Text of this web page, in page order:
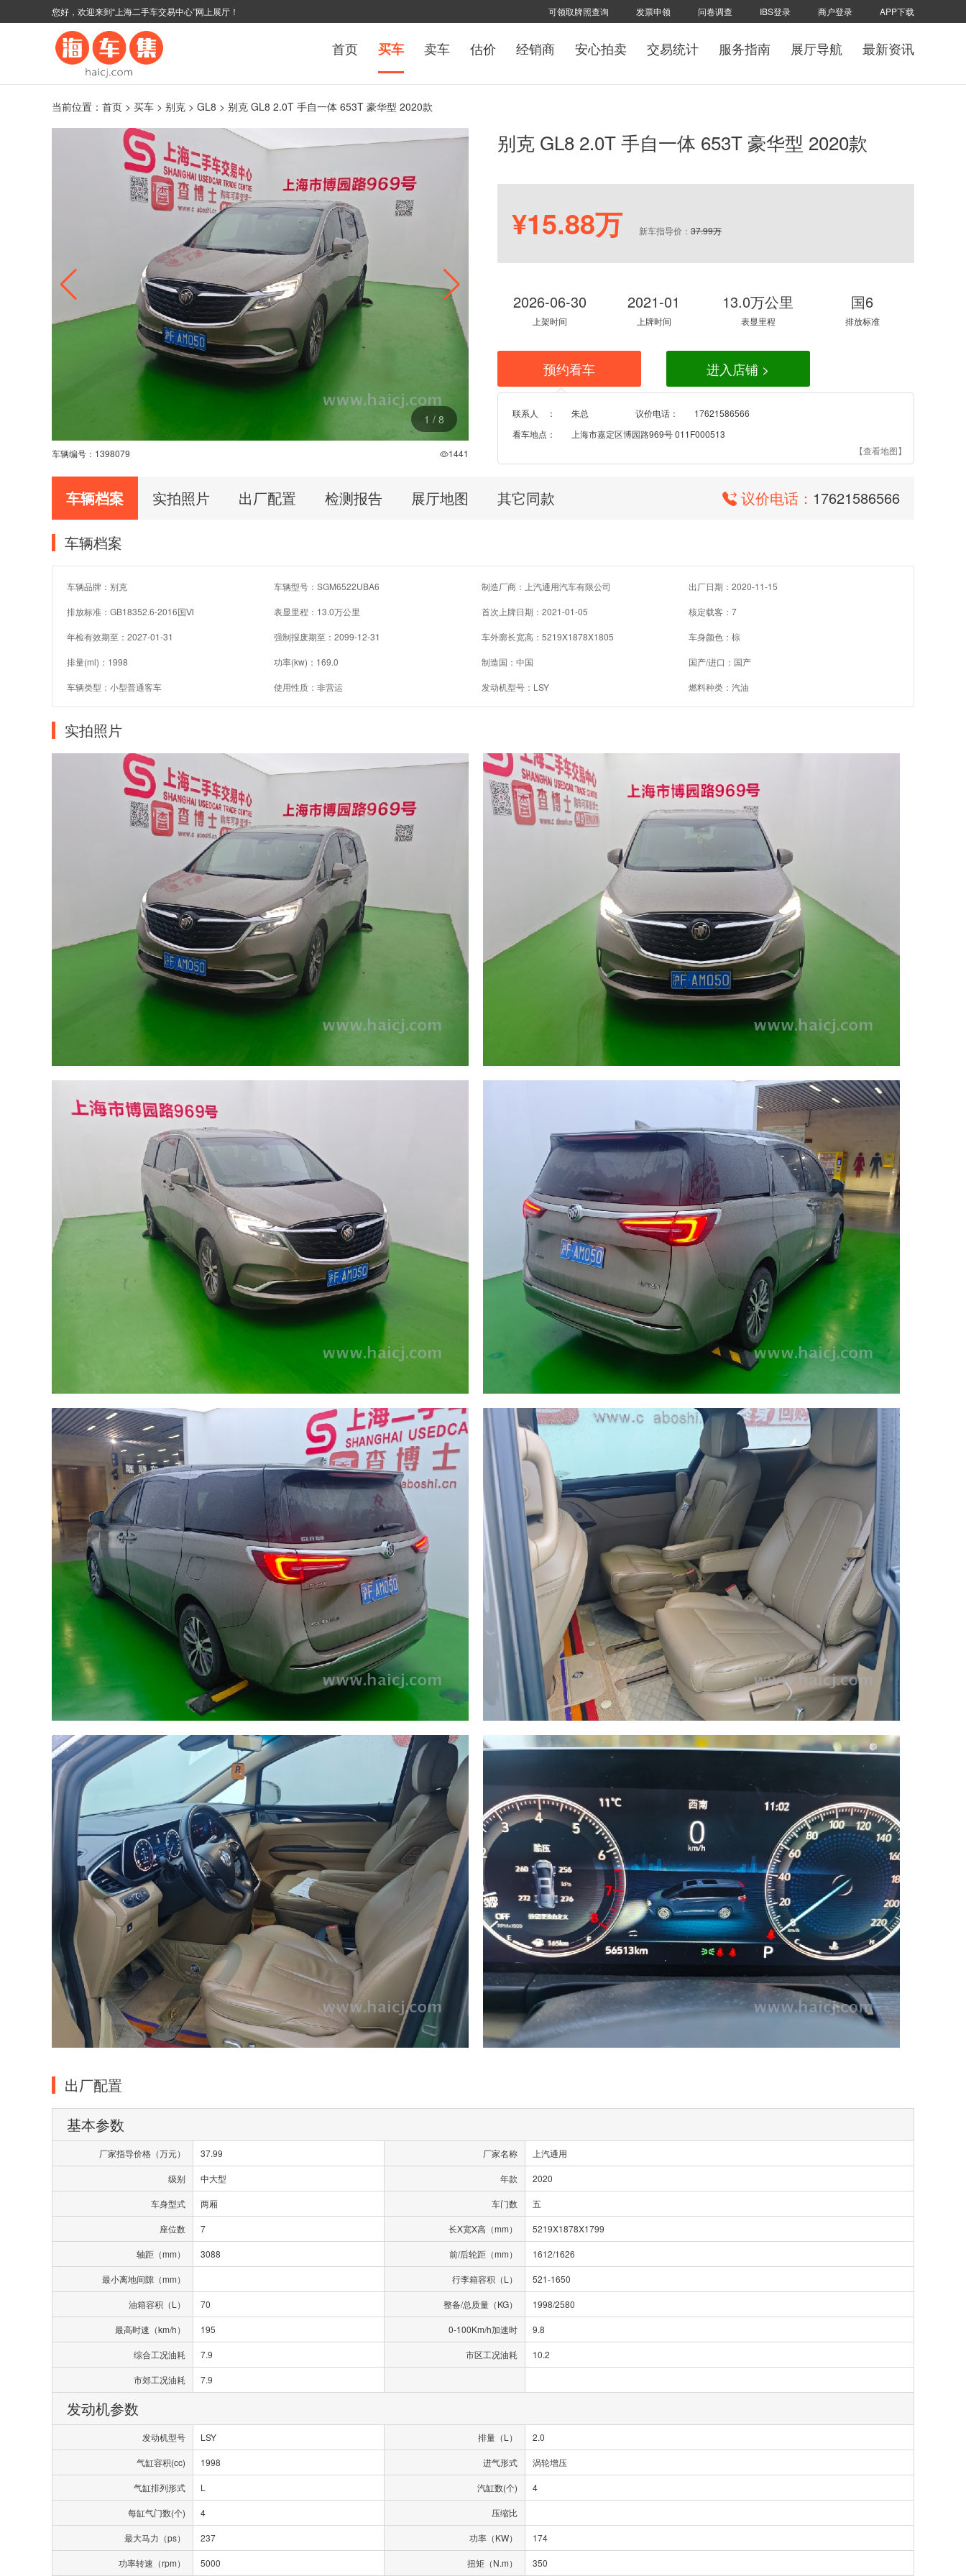
您好，欢迎来到“上海二手车交易中心”网上展厅！ 可领取牌照查询 发票申领 问卷调查 IBS登录 商户登录 APP下载
首页 买车 卖车 估价 经销商 安心拍卖 交易统计 服务指南 展厅导航 最新资讯
当前位置： 首页 > 买车 > 别克 > GL8 > 别克 GL8 2.0T 手自一体 653T 豪华型 2020款
1 / 8
车辆编号： 1398079 1441
别克 GL8 2.0T 手自一体 653T 豪华型 2020款
¥15.88万 新车指导价： 37.99万
2026-06-30
上架时间
2021-01
上牌时间
13.0万公里
表显里程
国6
排放标准
预约看车 进入店铺 >
联系人 ： 朱总 议价电话：
17621586566
看车地点：
上海市嘉定区博园路969号 011F000513
【查看地图】
车辆档案 实拍照片 出厂配置 检测报告 展厅地图 其它同款 议价电话： 17621586566
车辆档案
车辆品牌：别克 车辆型号：SGM6522UBA6 制造厂商：上汽通用汽车有限公司 出厂日期：2020-11-15
排放标准：GB18352.6-2016国Ⅵ 表显里程：13.0万公里 首次上牌日期：2021-01-05 核定载客：7
年检有效期至：2027-01-31 强制报废期至：2099-12-31 车外廓长宽高：5219X1878X1805 车身颜色：棕
排量(ml)：1998 功率(kw)：169.0 制造国：中国 国产/进口：国产
车辆类型：小型普通客车 使用性质：非营运 发动机型号：LSY 燃料种类：汽油
实拍照片
出厂配置
基本参数
厂家指导价格（万元） 37.99 厂家名称 上汽通用
级别 中大型 年款 2020
车身型式 两厢 车门数 五
座位数 7 长X宽X高（mm） 5219X1878X1799
轴距（mm） 3088 前/后轮距（mm） 1612/1626
最小离地间隙（mm） 行李箱容积（L） 521-1650
油箱容积（L） 70 整备/总质量（KG） 1998/2580
最高时速（km/h） 195 0-100Km/h加速时 9.8
综合工况油耗 7.9 市区工况油耗 10.2
市郊工况油耗 7.9
发动机参数
发动机型号 LSY 排量（L） 2.0
气缸容积(cc) 1998 进气形式 涡轮增压
气缸排列形式 L 汽缸数(个) 4
每缸气门数(个) 4 压缩比
最大马力（ps） 237 功率（KW） 174
功率转速（rpm） 5000 扭矩（N.m） 350